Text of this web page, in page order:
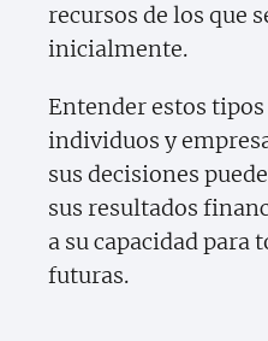
recursos de los que
inicialmente.
Entender estos tipos
individuos y
sus decisiones
sus resultados
a su capacidad para
futuras.